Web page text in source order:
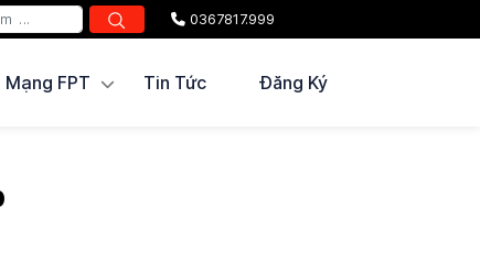
0367817.999
Mạng FPT Tin Tức Đăng Ký